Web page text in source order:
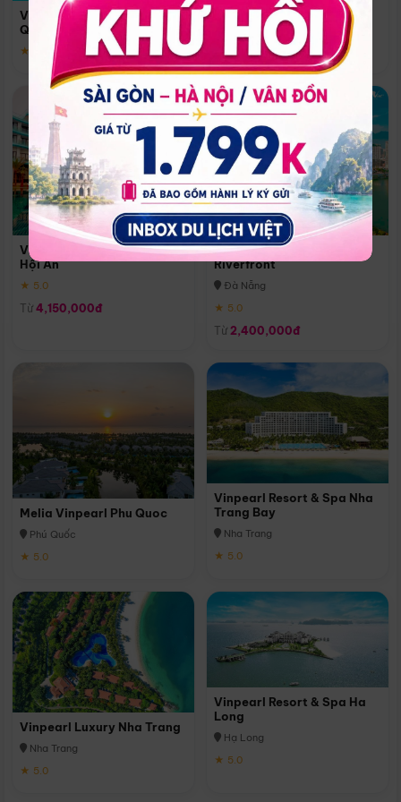
Vinpearl Resort & Spa Phu
Quoc
★ 5.0
Quoc
Phú Quốc
★ 5.0
Vinpearl Resort & Golf Nam
Hội An
★ 5.0
Từ 4,150,000đ
Melia Vinpearl Danang
Riverfront
Đà Nẵng
★ 5.0
Từ 2,400,000đ
Melia Vinpearl Phu Quoc
Phú Quốc
★ 5.0
Vinpearl Resort & Spa Nha
Trang Bay
Nha Trang
★ 5.0
Vinpearl Luxury Nha Trang
Nha Trang
★ 5.0
Vinpearl Resort & Spa Ha
Long
Hạ Long
★ 5.0